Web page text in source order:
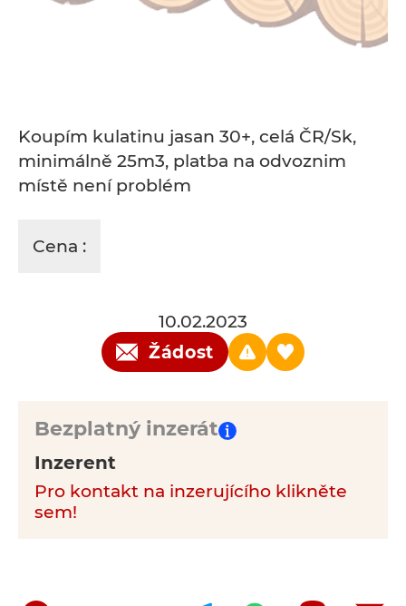
Koupím kulatinu jasan 30+, celá ČR/Sk,
minimálně 25m3, platba na odvoznim
místě není problém
Cena :
10.02.2023
Žádost
Bezplatný inzerát
Inzerent
Pro kontakt na inzerujícího klikněte
sem!